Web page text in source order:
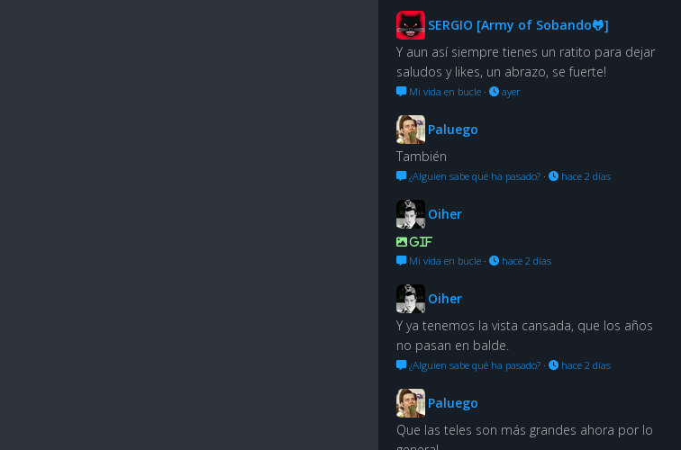
SERGIO [Army of Sobando🐸]
Y aun así siempre tienes un ratito para dejar
saludos y likes, un abrazo, se fuerte!
Mi vida en bucle · ayer
Paluego
También
¿Alguien sabe qué ha pasado? · hace 2 días
Oiher
GIF
Mi vida en bucle · hace 2 días
Oiher
Y ya tenemos la vista cansada, que los años
no pasan en balde.
¿Alguien sabe qué ha pasado? · hace 2 días
Paluego
Que las teles son más grandes ahora por lo